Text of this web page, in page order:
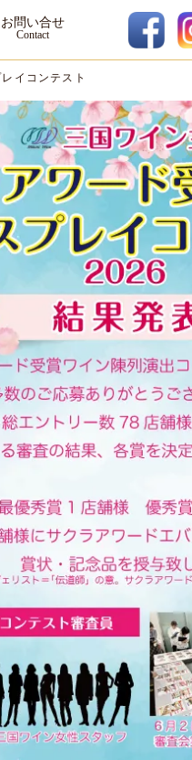
お問い合せ
イコンテスト